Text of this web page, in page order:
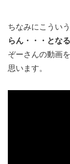
ちなみにこういう
らん・・・とな
ぞーさんの動画
思います。